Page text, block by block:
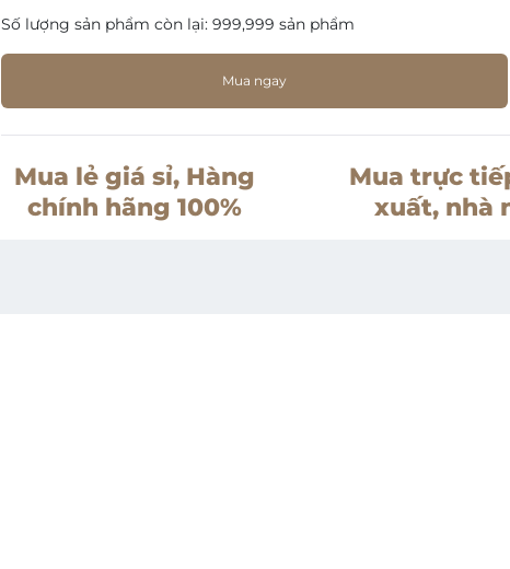
Số lượng sản phẩm còn lại:999,999 sản phẩm
Mua ngay
Mua lẻ giá sỉ, Hàng
chính hãng 100%
Mua trực
xuất, nhà